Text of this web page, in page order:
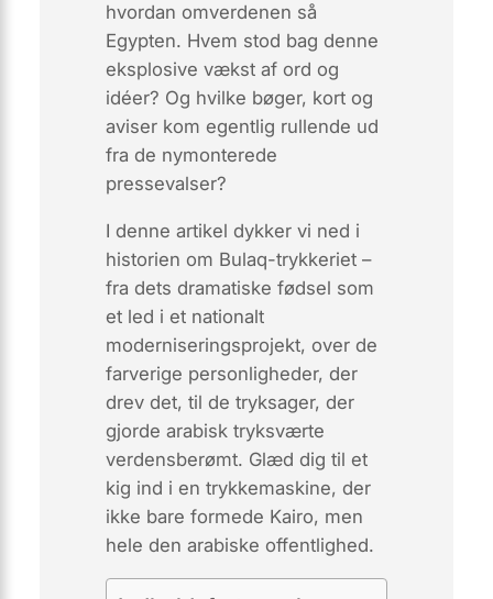
hvordan omverdenen så
Egypten. Hvem stod bag denne
eksplosive vækst af ord og
idéer? Og hvilke bøger, kort og
aviser kom egentlig rullende ud
fra de nymonterede
pressevalser?
I denne artikel dykker vi ned i
historien om Bulaq-trykkeriet–
fra dets dramatiske fødsel som
et led i et nationalt
moderniseringsprojekt, over de
farverige personligheder, der
drev det, til de tryksager, der
gjorde arabisk tryksværte
verdensberømt. Glæd dig til et
kig ind i en trykkemaskine, der
ikke bare formede Kairo, men
hele den arabiske offentlighed.